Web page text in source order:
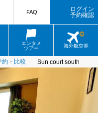
エンタメ
ツアー
海外航空券
FAQ
ログイン
予約確認
約・比較 Sun court south